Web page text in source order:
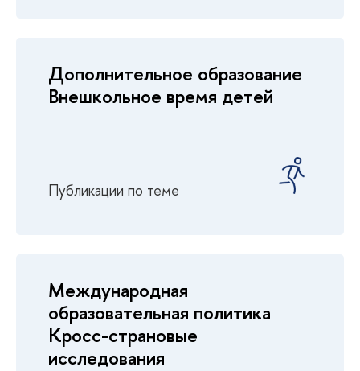
Дополнительное образование
Внешкольное время детей
Публикации по теме
Международная
образовательная политика
Кросс-страновые
исследования